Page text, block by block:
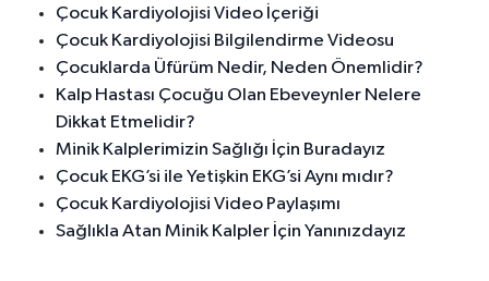
Çocuk Kardiyolojisi Video İçeriği
Çocuk Kardiyolojisi Bilgilendirme Videosu
Çocuklarda Üfürüm Nedir, Neden Önemlidir?
Kalp Hastası Çocuğu Olan Ebeveynler Nelere
Dikkat Etmelidir?
Minik Kalplerimizin Sağlığı İçin Buradayız
Çocuk EKG’si ile Yetişkin EKG’si Aynı mıdır?
Çocuk Kardiyolojisi Video Paylaşımı
Sağlıkla Atan Minik Kalpler İçin Yanınızdayız